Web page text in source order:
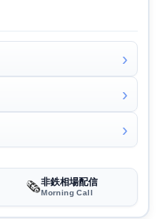
🗞️非鉄相場配信
Morning Call